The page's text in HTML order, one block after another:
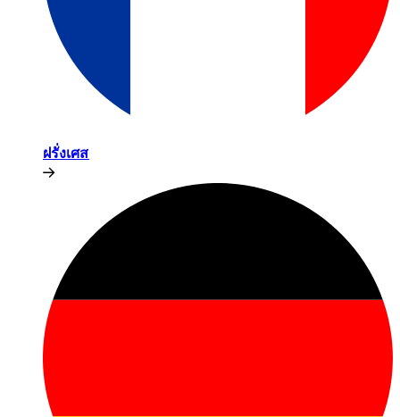
ฝรั่งเศส​​